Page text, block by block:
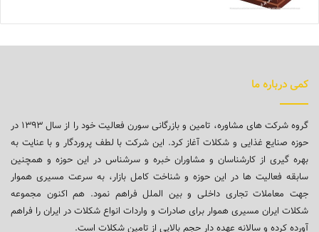
کمی درباره ما
گروه شرکت های مشاوره، تامین و بازرگانی سورن فعالیت خود را از سال ۱۳۹۳ در
حوزه صنایع غذایی و شکلات آغاز کرد. این شرکت با لطف پروردگار و با عنایت به
بهره گیری از کارشناسان و مشاوران خبره و سرشناس در این حوزه و همچنین
سابقه فعالیت ها در این حوزه و شناخت کامل بازار، به سرعت مسیری هموار
جهت معاملات تجاری داخلی و بین الملل فراهم نمود. هم اکنون مجموعه
شکلات ایران مسیری هموار برای صادرات و واردات انواع شکلات در ایران را فراهم
آورده کرده و سالانه عهده دار حجم بالایی از تامین شکلات است.